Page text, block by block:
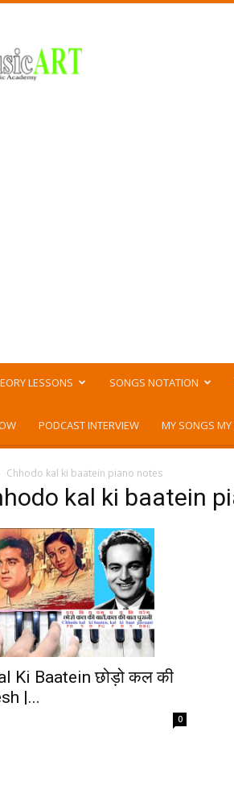
LESSONS SONGS NOTATION
PODCAST INTERVIEW MY SONGS MY
Chhodo kal ki baatein piano notes
kal ki baatein
Ki Baatein छोड़ो कल की
|...
0